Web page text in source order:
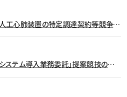
工心肺装置の特定調達契約等競争入
ステム導入業務委託」提案競技の審